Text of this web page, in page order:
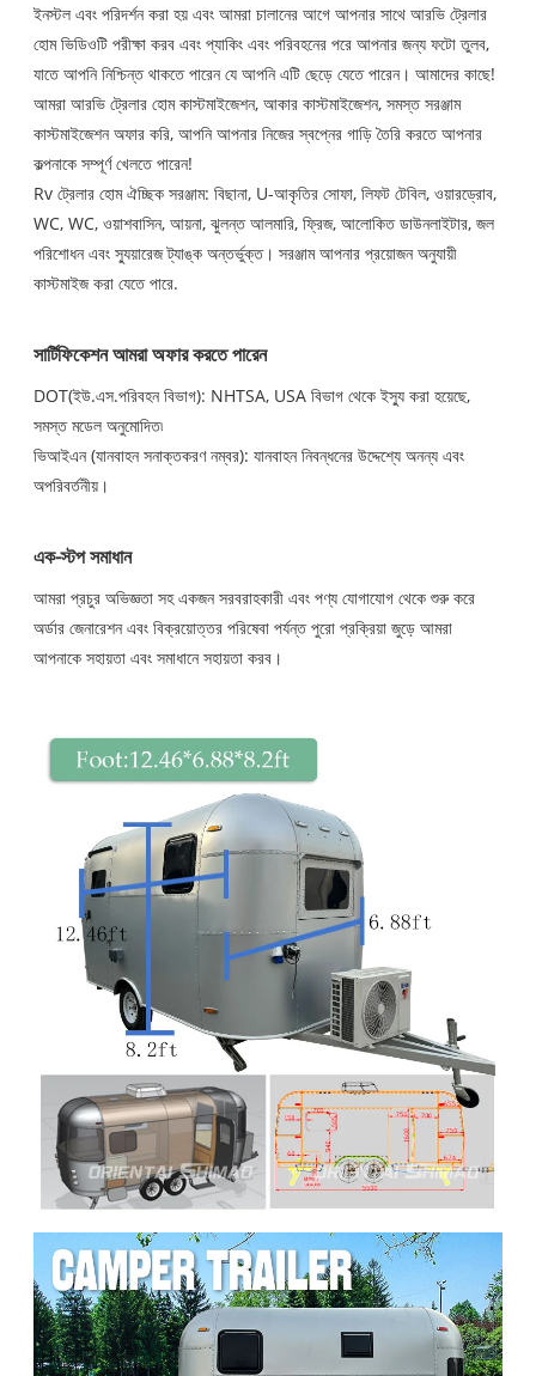
ইনস্টল এবং পরিদর্শন করা হয় এবং আমরা চালানের আগে আপনার সাথে আরভি ট্রেলার
হোম ভিডিওটি পরীক্ষা করব এবং প্যাকিং এবং পরিবহনের পরে আপনার জন্য ফটো তুলব,
যাতে আপনি নিশ্চিন্ত থাকতে পারেন যে আপনি এটি ছেড়ে যেতে পারেন। আমাদের কাছে!
আমরা আরভি ট্রেলার হোম কাস্টমাইজেশন, আকার কাস্টমাইজেশন, সমস্ত সরঞ্জাম
কাস্টমাইজেশন অফার করি, আপনি আপনার নিজের স্বপ্নের গাড়ি তৈরি করতে আপনার
কল্পনাকে সম্পূর্ণ খেলতে পারেন!
Rv ট্রেলার হোম ঐচ্ছিক সরঞ্জাম: বিছানা, U-আকৃতির সোফা, লিফট টেবিল, ওয়ারড্রোব,
WC, WC, ওয়াশবাসিন, আয়না, ঝুলন্ত আলমারি, ফ্রিজ, আলোকিত ডাউনলাইটার, জল
পরিশোধন এবং স্যুয়ারেজ ট্যাঙ্ক অন্তর্ভুক্ত। সরঞ্জাম আপনার প্রয়োজন অনুযায়ী
কাস্টমাইজ করা যেতে পারে.
সার্টিফিকেশন আমরা অফার করতে পারেন
DOT(ইউ.এস.পরিবহন বিভাগ): NHTSA, USA বিভাগ থেকে ইস্যু করা হয়েছে,
সমস্ত মডেল অনুমোদিত৷
ভিআইএন (যানবাহন সনাক্তকরণ নম্বর): যানবাহন নিবন্ধনের উদ্দেশ্যে অনন্য এবং
অপরিবর্তনীয়।
এক-স্টপ সমাধান
আমরা প্রচুর অভিজ্ঞতা সহ একজন সরবরাহকারী এবং পণ্য যোগাযোগ থেকে শুরু করে
অর্ডার জেনারেশন এবং বিক্রয়োত্তর পরিষেবা পর্যন্ত পুরো প্রক্রিয়া জুড়ে আমরা
আপনাকে সহায়তা এবং সমাধানে সহায়তা করব।